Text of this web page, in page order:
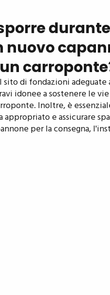
nuovo
di fondazioni adeguate
idonee a sostenere le
Inoltre, è
e assicurare
per la consegna,